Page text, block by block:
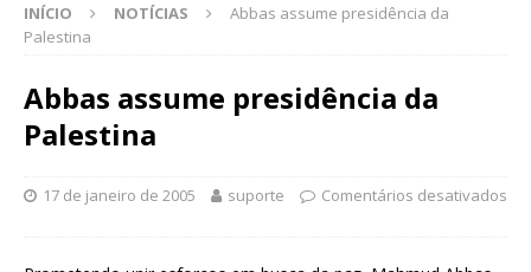
INÍCIO NOTÍCIAS
Abbas assume presidência da
Palestina
Abbas assume presidência da
Palestina
17 de janeiro de 2005 suporte Comentários desativados